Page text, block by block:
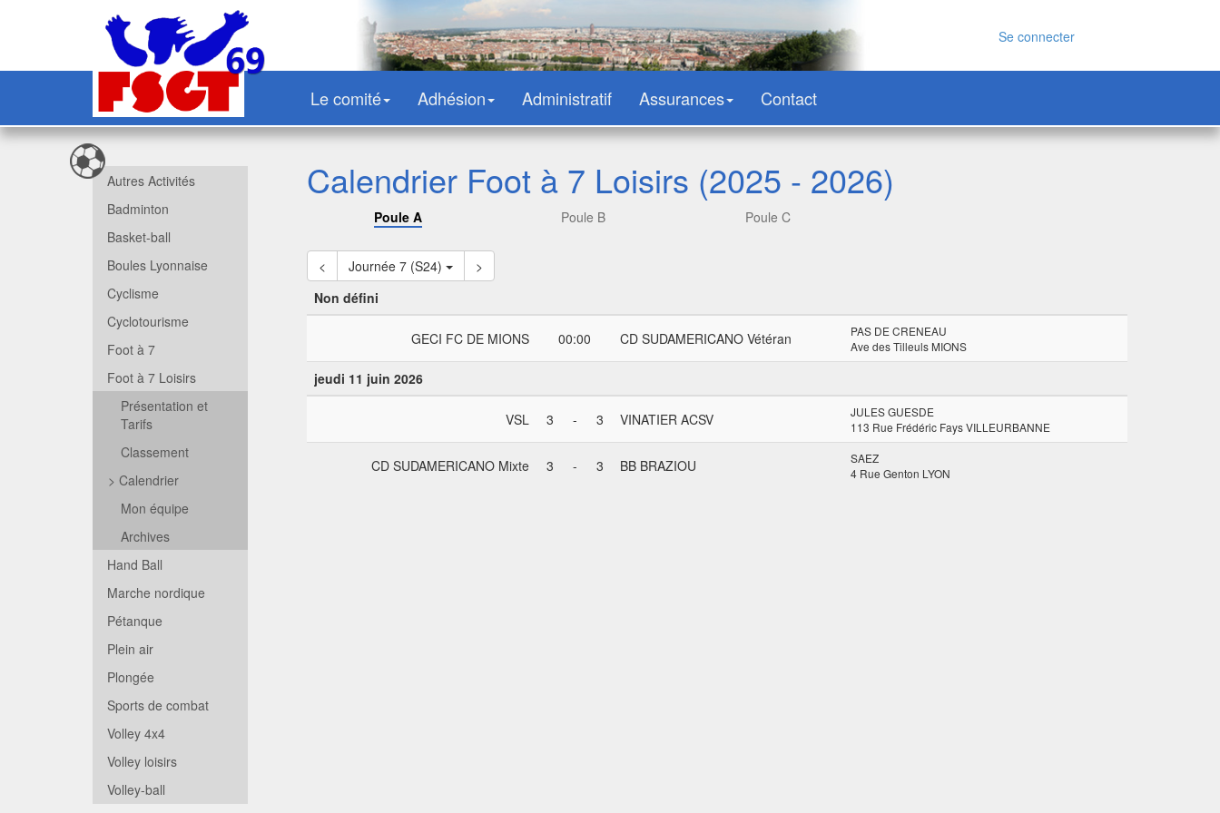
Se connecter
Le comité Adhésion Administratif Assurances Contact
Autres Activités
Badminton
Basket-ball
Boules Lyonnaise
Cyclisme
Cyclotourisme
Foot à 7
Foot à 7 Loisirs
Présentation et
Tarifs
Classement
> Calendrier
Mon équipe
Archives
Hand Ball
Marche nordique
Pétanque
Plein air
Plongée
Sports de combat
Volley 4x4
Volley loisirs
Volley-ball
Calendrier Foot à 7 Loisirs (2025 - 2026)
Poule A Poule B Poule C
< Journée 7 (S24)
>
Non défini
GECI FC DE MIONS 00:00 CD SUDAMERICANO Vétéran
PAS DE CRENEAU
Ave des Tilleuls MIONS
jeudi 11 juin 2026
VSL 3 - 3 VINATIER ACSV
JULES GUESDE
113 Rue Frédéric Fays VILLEURBANNE
CD SUDAMERICANO Mixte 3 - 3 BB BRAZIOU
SAEZ
4 Rue Genton LYON